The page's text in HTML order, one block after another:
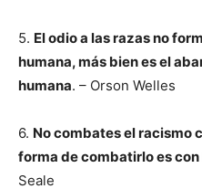
5. El odio a las razas no
humana, más bien es el
humana. – Orson Welles
6. No combates el racismo
forma de combatirlo es
Seale